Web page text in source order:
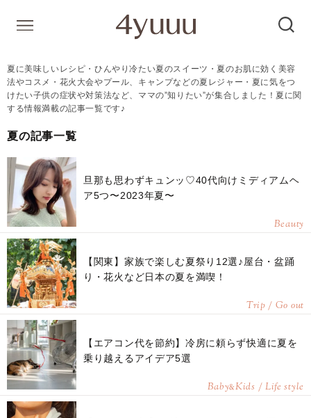
夏に美味しいレシピ・ひんやり冷たい夏のスイーツ・夏のお肌に効く美容
法やコスメ・花火大会やプール、キャンプなどの夏レジャー・夏に気をつ
けたい子供の症状や対策法など、ママの”知りたい”が集合しました！夏に関
する情報満載の記事一覧です♪
夏の記事一覧
旦那も思わずキュンッ♡40代向けミディアムヘ
ア5つ〜2023年夏〜
Beauty
【関東】家族で楽しむ夏祭り12選♪屋台・盆踊
り・花火など日本の夏を満喫！
Trip / Go out
【エアコン代を節約】冷房に頼らず快適に夏を
乗り越えるアイデア5選
Baby&Kids / Life style